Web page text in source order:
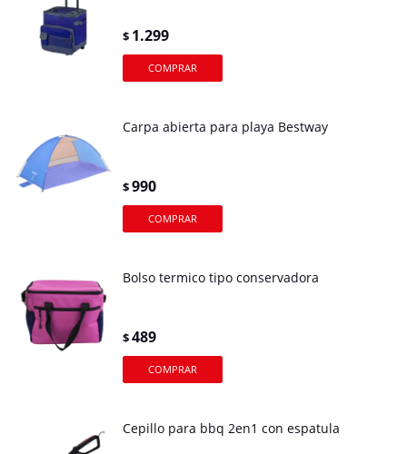
$ 1.299
Carpa abierta para playa Bestway
$990
Bolso termico tipo conservadora
$489
Cepillo para bbq 2en1 con espatula